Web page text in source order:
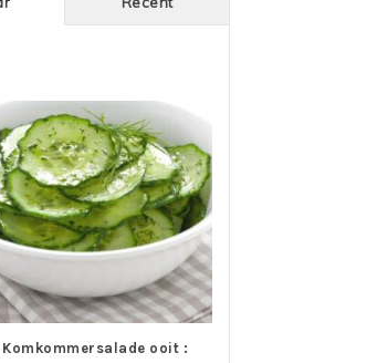
Komkommersalade ooit :